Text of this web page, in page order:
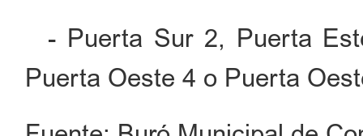
- Puerta Sur 2, Puerta
Puerta Oeste 4 o Puerta